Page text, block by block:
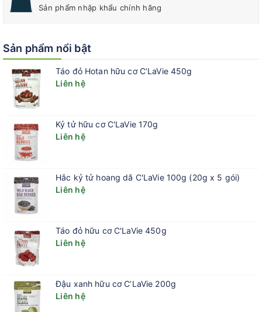
Sản phẩm nhập khẩu chính hãng
Sản phẩm nổi bật
Táo đỏ Hotan hữu cơ C’LaVie 450g
Liên hệ
Kỷ tử hữu cơ C'LaVie 170g
Liên hệ
Hắc kỷ tử hoang dã C'LaVie 100g (20g x 5 gói)
Liên hệ
Táo đỏ hữu cơ C'LaVie 450g
Liên hệ
Đậu xanh hữu cơ C’LaVie 200g
Liên hệ